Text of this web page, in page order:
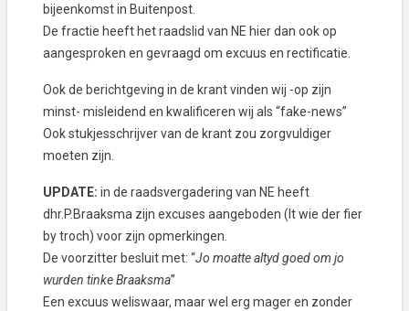
bijeenkomst in Buitenpost.
De fractie heeft het raadslid van NE hier dan ook op
aangesproken en gevraagd om excuus en rectificatie.
Ook de berichtgeving in de krant vinden wij -op zijn
minst- misleidend en kwalificeren wij als “fake-news”
Ook stukjesschrijver van de krant zou zorgvuldiger
moeten zijn.
UPDATE: in de raadsvergadering van NE heeft
dhr.P.Braaksma zijn excuses aangeboden (It wie der fier
by troch) voor zijn opmerkingen.
De voorzitter besluit met: “Jo moatte altyd goed om jo
wurden tinke Braaksma”
Een excuus weliswaar, maar wel erg mager en zonder